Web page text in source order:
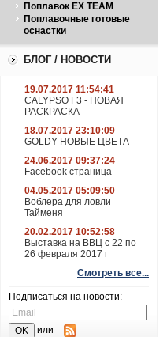
Поплавок EX TEAM
Поплавочные готовые
оснастки
БЛОГ / НОВОСТИ
19.07.2017 11:54:41
CALYPSO F3 - НОВАЯ
РАСКРАСКА
18.07.2017 23:10:09
GOLDY НОВЫЕ ЦВЕТА
24.06.2017 09:37:24
Facebook страница
04.05.2017 05:09:50
Воблера для ловли
Тайменя
20.02.2017 10:52:58
Выставка на ВВЦ с 22 по
26 февраля 2017 г
Смотреть все...
Подписаться на новости:
или